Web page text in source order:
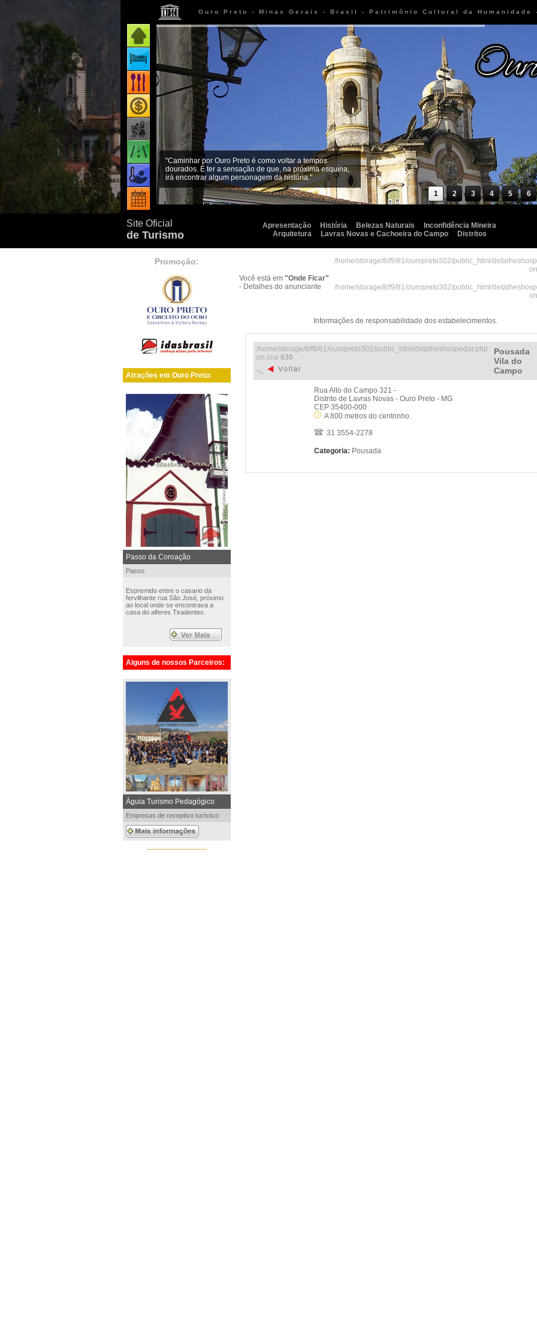
Ouro Preto - Minas Gerais - Brasil - Patrimônio Cultural da Humanidade
Página inicial
Onde ficar
Onde comer
Onde comprar
Como chegar
Quando ir
Eventos
"Caminhar por Ouro Preto é como voltar a tempos
dourados. É ter a sensação de que, na próxima esquina,
irá encontrar algum personagem da história."
1
2 3 4 5 6
Site Oficial
de Turismo
Apresentação História Belezas Naturais
Inconfidência Mineira
Arquitetura
Lavras Novas e Cachoeira do Campo Distritos
Promoção:
Atrações em Ouro Preto:
Passo da Coroação
Passo
Espremido entre o casario da
fervilhante rua São José, próximo
ao local onde se encontrava a
casa do alferes Tiradentes.
Alguns de nossos Parceiros:
Águia Turismo Pedagógico
Empresas de receptivo turístico
Você está em "Onde Ficar"
- Detalhes do anunciante
/home/storage/8/f9/81/ouropreto302/public_html/
/home/storage/8/f9/81/ouropreto302/public_html/
Informações de responsabilidade dos estabelecimentos.
/home/storage/8/f9/81/ouropreto302/public_html/detalheshospedar.php
on line 630
">
Pousada
Vila do
Campo
Rua Alto do Campo 321 -
Distrito de Lavras Novas - Ouro Preto - MG
CEP 35400-000
A 800 metros do centrinho.
31 3554-2278
Categoria: Pousada